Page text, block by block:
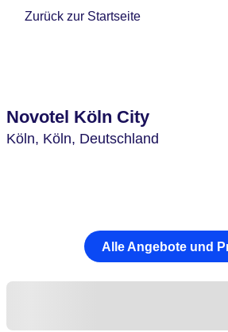
Zurück zur Startseite
Novotel Köln City
Köln, Köln, Deutschland
Alle Angebote und